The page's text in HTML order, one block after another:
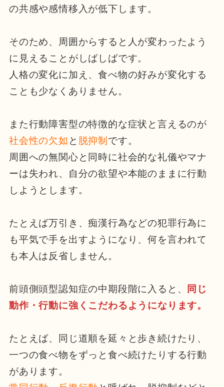
の共感や感情移入が低下します。
そのため、周囲からすると人が変わったよう
に見えることがしばしばです。
人格の変化に加え、食べ物の好みが変化する
ことも少なくありません。
また行動障害型の特徴的な症状と言えるのが
社会性の欠如 と 脱抑制 です。
周囲への無関心と同時に社会的な礼儀やマナ
ーは失われ、自分の欲望や本能のままに行動
しようとします。
たとえば万引き、痴漢行為などの犯罪行為に
も平気で手を出すようになり、何を言われて
も本人は反省しません。
前頭側頭型認知症の中期段階に入ると、
同じ
動作・行動に強くこだわるようになります。
たとえば、同じ道順を延々と歩き続けたり、
一つの食べ物をずっと食べ続けたりする行動
があります。